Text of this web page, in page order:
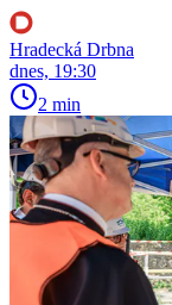
Hradecká Drbna
dnes, 19:30
2 min